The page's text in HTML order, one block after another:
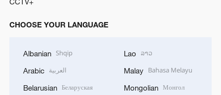
CHOOSE YOUR LANGUAGE
Albanian Shqip
Arabic العربية
Belarusian Беларуская
Lao ລາວ
Malay Bahasa Melayu
Mongolian Монгол